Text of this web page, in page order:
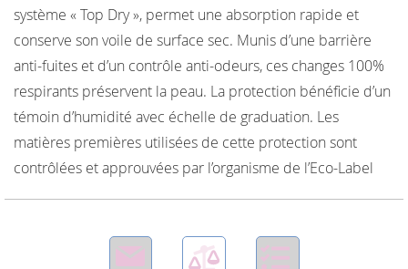
système « Top Dry », permet une absorption rapide et
conserve son voile de surface sec. Munis d’une barrière
anti-fuites et d’un contrôle anti-odeurs, ces changes 100%
respirants préservent la peau. La protection bénéficie d’un
témoin d’humidité avec échelle de graduation. Les
matières premières utilisées de cette protection sont
contrôlées et approuvées par l’organisme de l’Eco-Label